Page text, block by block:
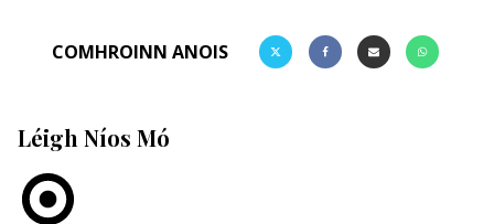
COMHROINN ANOIS
Léigh Níos Mó